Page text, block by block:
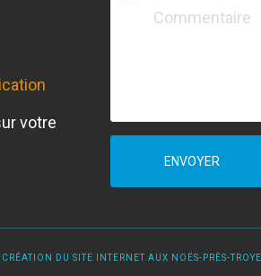
votre
ENVOYER
DU SITE INTERNET AUX NOËS-PRÈS-